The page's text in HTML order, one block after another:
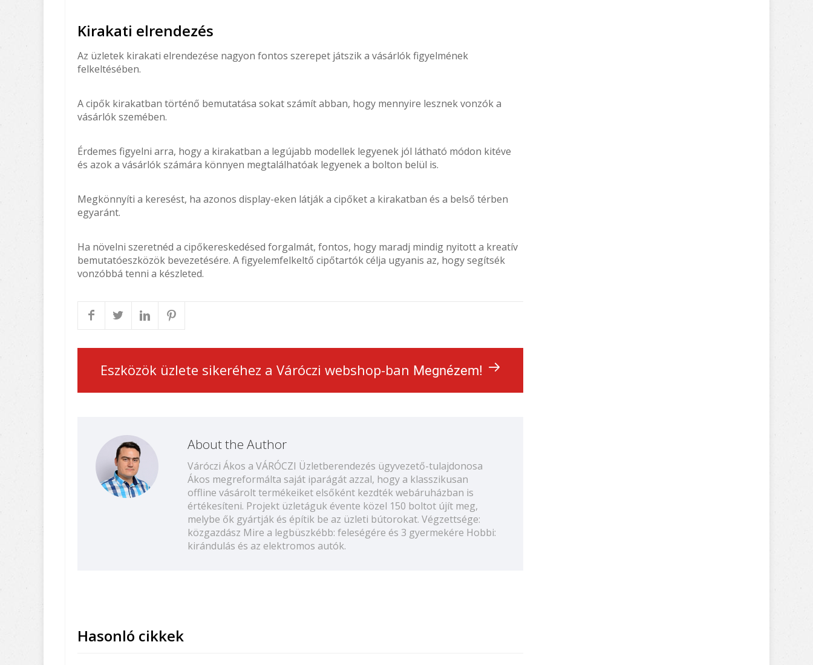
Kirakati elrendezés
Az üzletek kirakati elrendezése nagyon fontos szerepet játszik a vásárlók figyelmének
felkeltésében.
A cipők kirakatban történő bemutatása sokat számít abban, hogy mennyire lesznek vonzók a
vásárlók szemében.
Érdemes figyelni arra, hogy a kirakatban a legújabb modellek legyenek jól látható módon kitéve
és azok a vásárlók számára könnyen megtalálhatóak legyenek a bolton belül is.
Megkönnyíti a keresést, ha azonos display-eken látják a cipőket a kirakatban és a belső térben
egyaránt.
Ha növelni szeretnéd a cipőkereskedésed forgalmát, fontos, hogy maradj mindig nyitott a kreatív
bemutatóeszközök bevezetésére. A figyelemfelkeltő cipőtartók célja ugyanis az, hogy segítsék
vonzóbbá tenni a készleted.
Eszközök üzlete sikeréhez a Váróczi webshop-ban Megnézem!
About the Author
Váróczi Ákos a VÁRÓCZI Üzletberendezés ügyvezető-tulajdonosa
Ákos megreformálta saját iparágát azzal, hogy a klasszikusan
offline vásárolt termékeiket elsőként kezdték webáruházban is
értékesíteni. Projekt üzletáguk évente közel 150 boltot újít meg,
melybe ők gyártják és építik be az üzleti bútorokat. Végzettsége:
közgazdász Mire a legbüszkébb: feleségére és 3 gyermekére Hobbi:
kirándulás és az elektromos autók.
Hasonló cikkek